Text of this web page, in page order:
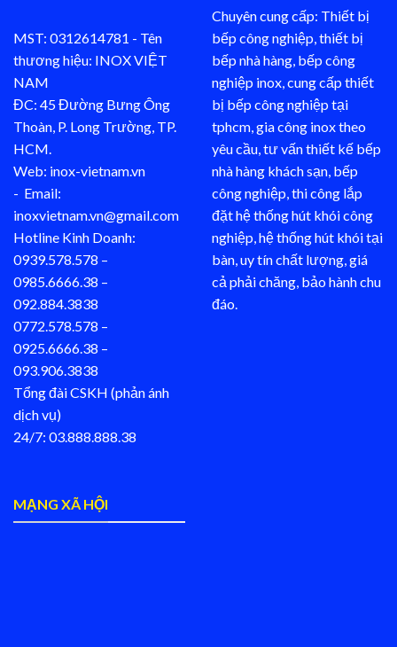
MST: 0312614781 - Tên
thương hiệu: INOX VIỆT
NAM
ĐC: 45 Đường Bưng Ông
Thoàn, P. Long Trường, TP.
HCM.
Web: inox-vietnam.vn
- Email:
inoxvietnam.vn@gmail.com
Hotline Kinh Doanh:
0939.578.578 –
0985.6666.38 –
092.884.3838
0772.578.578 –
0925.6666.38 –
093.906.3838
Tổng đài CSKH (phản ánh
dịch vụ)
24/7: 03.888.888.38
Chuyên cung cấp: Thiết bị
bếp công nghiệp, thiết bị
bếp nhà hàng, bếp công
nghiệp inox, cung cấp thiết
bị bếp công nghiệp tại
tphcm, gia công inox theo
yêu cầu, tư vấn thiết kế bếp
nhà hàng khách sạn, bếp
công nghiệp, thi công lắp
đặt hệ thống hút khói công
nghiệp, hệ thống hút khói tại
bàn, uy tín chất lượng, giá
cả phải chăng, bảo hành chu
đáo.
MẠNG XÃ HỘI